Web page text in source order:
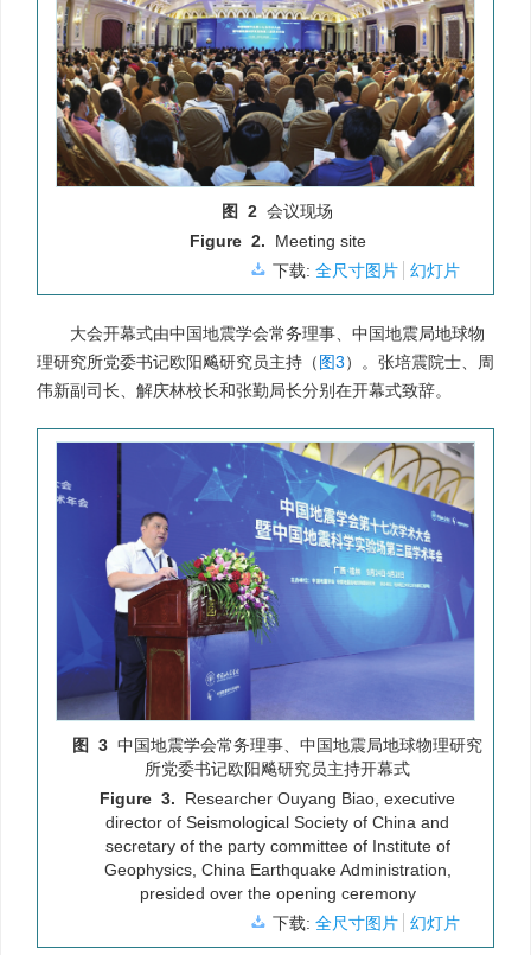
图 2 会议现场
Figure 2.
Meeting site
下载: 全尺寸图片 幻灯片
大会开幕式由中国地震学会常务理事、中国地震局地球物
理研究所党委书记欧阳飚研究员主持（图3）。张培震院士、周
伟新副司长、解庆林校长和张勤局长分别在开幕式致辞。
图 3 中国地震学会常务理事、中国地震局地球物理研究
所党委书记欧阳飚研究员主持开幕式
Figure 3.
Researcher Ouyang Biao, executive
director of Seismological Society of China and
secretary of the party committee of Institute of
Geophysics, China Earthquake Administration,
presided over the opening ceremony
下载: 全尺寸图片 幻灯片